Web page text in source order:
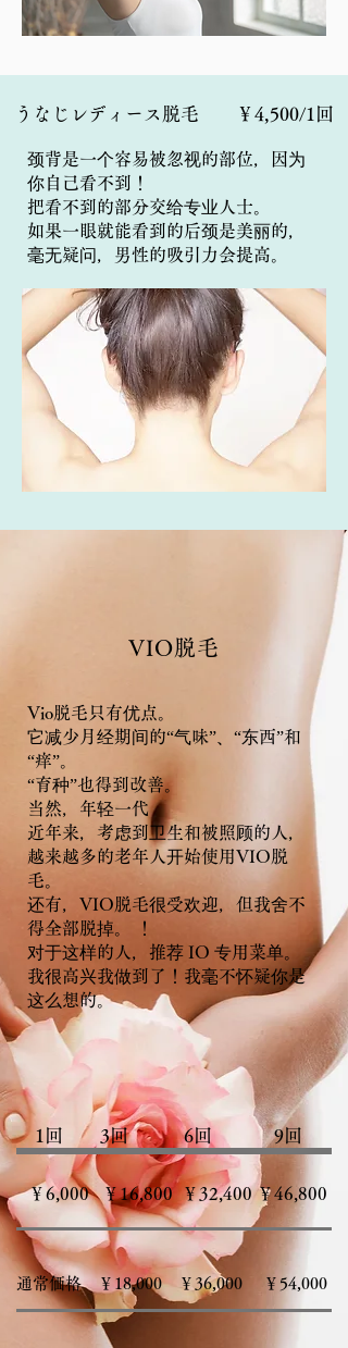
うなじレディース脱毛 ￥4,500/1回
颈背是一个容易被忽视的部位，因为
你自己看不到！
把看不到的部分交给专业人士。
如果一眼就能看到的后颈是美丽的，
毫无疑问，男性的吸引力会提高。
VIO脱毛
Vio脱毛只有优点。
它减少月经期间的“气味”、“东西”和
“痒”。
“育种”也得到改善。
当然，年轻一代
近年来，考虑到卫生和被照顾的人，
越来越多的老年人开始使用VIO脱
毛。
还有，VIO脱毛很受欢迎，但我舍不
得全部脱掉。 ！
对于这样的人，推荐 IO 专用菜单。
我很高兴我做到了！我毫不怀疑你是
这么想的。
​ 1回 3回 6回 9回
￥6,000 ￥16,800 ￥32,400 ￥46,800
通常価格 ￥18,000 ￥36,000 ￥54,000